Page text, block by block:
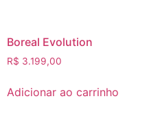
Boreal Evolution
R$ 3.199,00
Adicionar ao carrinho